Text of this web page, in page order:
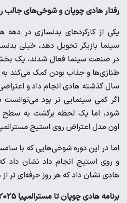
رفتار هادی چوپان و شوخی‌‌های جالب
یکی از کارکردهای بدنسازی در
سینما بازیگر تحویل دهد، خیلی
در صنعت سینما فعال شدند، یک
طنازی‌ها و جذاب بودن کمک می‌کند به
سال گذشته هادی انجام داد و
اگر کمی سینمایی تر بود
شود، اما یک لحظه برگشت به سطح
اون مدل اعتراض روی استیج
اما در این دوره شوخی‌هایی که با
و روی استیج انجام داد نشان داد
هادی نشان داد که هر روز حرفه‌ای تر
برنامه هادی چوپان تا مسترالمپیا 2025